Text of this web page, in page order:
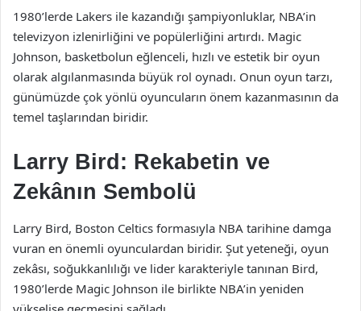
1980’lerde Lakers ile kazandığı şampiyonluklar, NBA’in
televizyon izlenirliğini ve popülerliğini artırdı. Magic
Johnson, basketbolun eğlenceli, hızlı ve estetik bir oyun
olarak algılanmasında büyük rol oynadı. Onun oyun tarzı,
günümüzde çok yönlü oyuncuların önem kazanmasının da
temel taşlarından biridir.
Larry Bird: Rekabetin ve
Zekânın Sembolü
Larry Bird, Boston Celtics formasıyla NBA tarihine damga
vuran en önemli oyunculardan biridir. Şut yeteneği, oyun
zekâsı, soğukkanlılığı ve lider karakteriyle tanınan Bird,
1980’lerde Magic Johnson ile birlikte NBA’in yeniden